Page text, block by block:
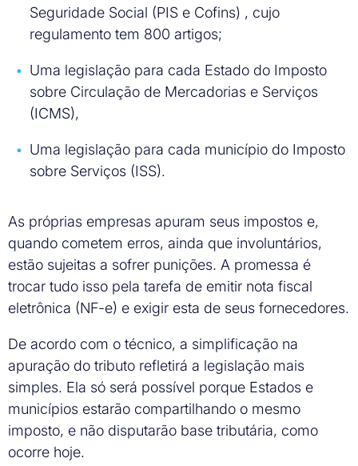
Seguridade Social (PIS e Cofins) , cujo
regulamento tem 800 artigos;
Uma legislação para cada Estado do Imposto
sobre Circulação de Mercadorias e Serviços
(ICMS),
Uma legislação para cada município do Imposto
sobre Serviços (ISS).
As próprias empresas apuram seus impostos e,
quando cometem erros, ainda que involuntários,
estão sujeitas a sofrer punições. A promessa é
trocar tudo isso pela tarefa de emitir nota fiscal
eletrônica (NF-e) e exigir esta de seus fornecedores.
De acordo com o técnico, a simplificação na
apuração do tributo refletirá a legislação mais
simples. Ela só será possível porque Estados e
municípios estarão compartilhando o mesmo
imposto, e não disputarão base tributária, como
ocorre hoje.